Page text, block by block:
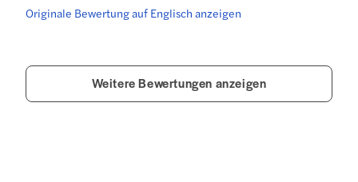
Originale Bewertung auf Englisch anzeigen
Weitere Bewertungen anzeigen